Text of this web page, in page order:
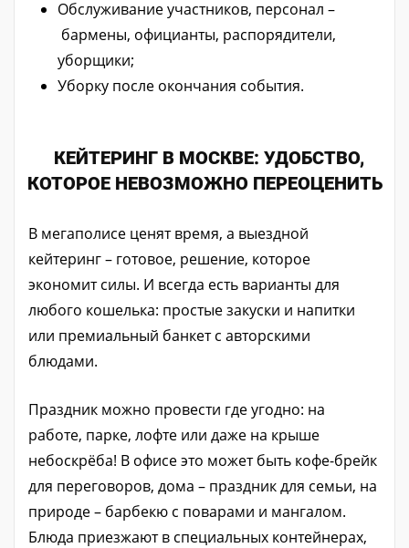
Обслуживание участников, персонал –
бармены, официанты, распорядители,
уборщики;
Уборку после окончания события.
КЕЙТЕРИНГ В МОСКВЕ: УДОБСТВО,
КОТОРОЕ НЕВОЗМОЖНО ПЕРЕОЦЕНИТЬ
В мегаполисе ценят время, а выездной
кейтеринг – готовое, решение, которое
экономит силы. И всегда есть варианты для
любого кошелька: простые закуски и напитки
или премиальный банкет с авторскими
блюдами.
Праздник можно провести где угодно: на
работе, парке, лофте или даже на крыше
небоскрёба! В офисе это может быть кофе-брейк
для переговоров, дома – праздник для семьи, на
природе – барбекю с поварами и мангалом.
Блюда приезжают в специальных контейнерах,